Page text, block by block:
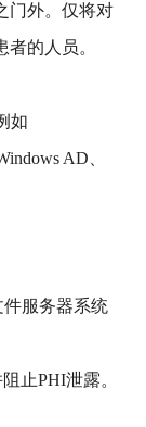
门外。仅将对
的人员。
如
AD、
件服务器系统
止PHI泄露。